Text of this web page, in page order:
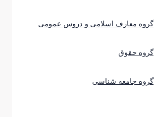
گروه معارف اسلامی و دروس عمومی
گروه حقوق
گروه جامعه شناسی